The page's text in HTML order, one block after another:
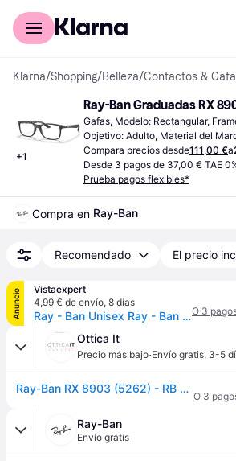
Comprar con Klarna
Klarna/Shopping/Belleza/Contactos &
+1
Ray-Ban Graduadas RX
Gafas, Modelo: Rectangular,
Objetivo: Adulto, Material del
Compara precios desde111,00 €a
Desde 3 pagos de 37,00 € TAE
Prueba pagos flexibles*
Compra en Ray-Ban
Recomendado El precio
Anuncio
Vistaexpert
4,99 € de envío, 8 días
Ray - Ban Unisex Ray - Ban RX8903 5200 Monturas ópticas Inyectado Tortuga Transparente Cuadrada NormalO 3
Ottica It
Precio más bajo·Envío gratis, 3-5
Ray-Ban RX 8903 (5262) - RB 8903 5262
O 3
Ray-Ban
Envío gratis